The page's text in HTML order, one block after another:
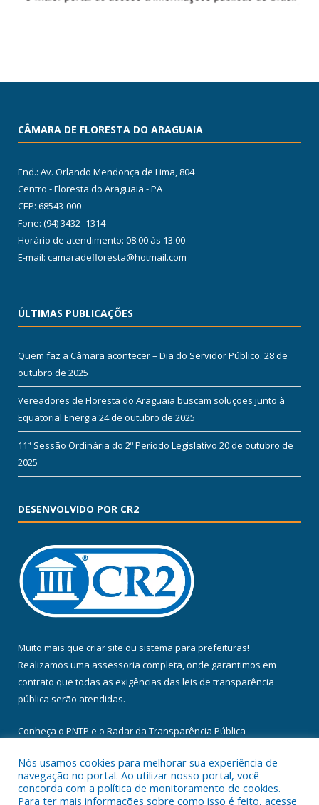
CÂMARA DE FLORESTA DO ARAGUAIA
End.: Av. Orlando Mendonça de Lima, 804
Centro - Floresta do Araguaia - PA
CEP: 68543-000
Fone: (94) 3432–1314
Horário de atendimento: 08:00 às 13:00
E-mail: camaradefloresta@hotmail.com
ÚLTIMAS PUBLICAÇÕES
Quem faz a Câmara acontecer – Dia do Servidor Público. 28 de
outubro de 2025
Vereadores de Floresta do Araguaia buscam soluções junto à
Equatorial Energia 24 de outubro de 2025
11ª Sessão Ordinária do 2º Período Legislativo 20 de outubro de
2025
DESENVOLVIDO POR CR2
Muito mais que criar site ou sistema para prefeituras!
Realizamos uma assessoria completa, onde garantimos em
contrato que todas as exigências das leis de transparência
pública serão atendidas.
Conheça o PNTP e o Radar da Transparência Pública
Nós usamos cookies para melhorar sua experiência de
navegação no portal. Ao utilizar nosso portal, você
concorda com a política de monitoramento de cookies.
Para ter mais informações sobre como isso é feito, acesse